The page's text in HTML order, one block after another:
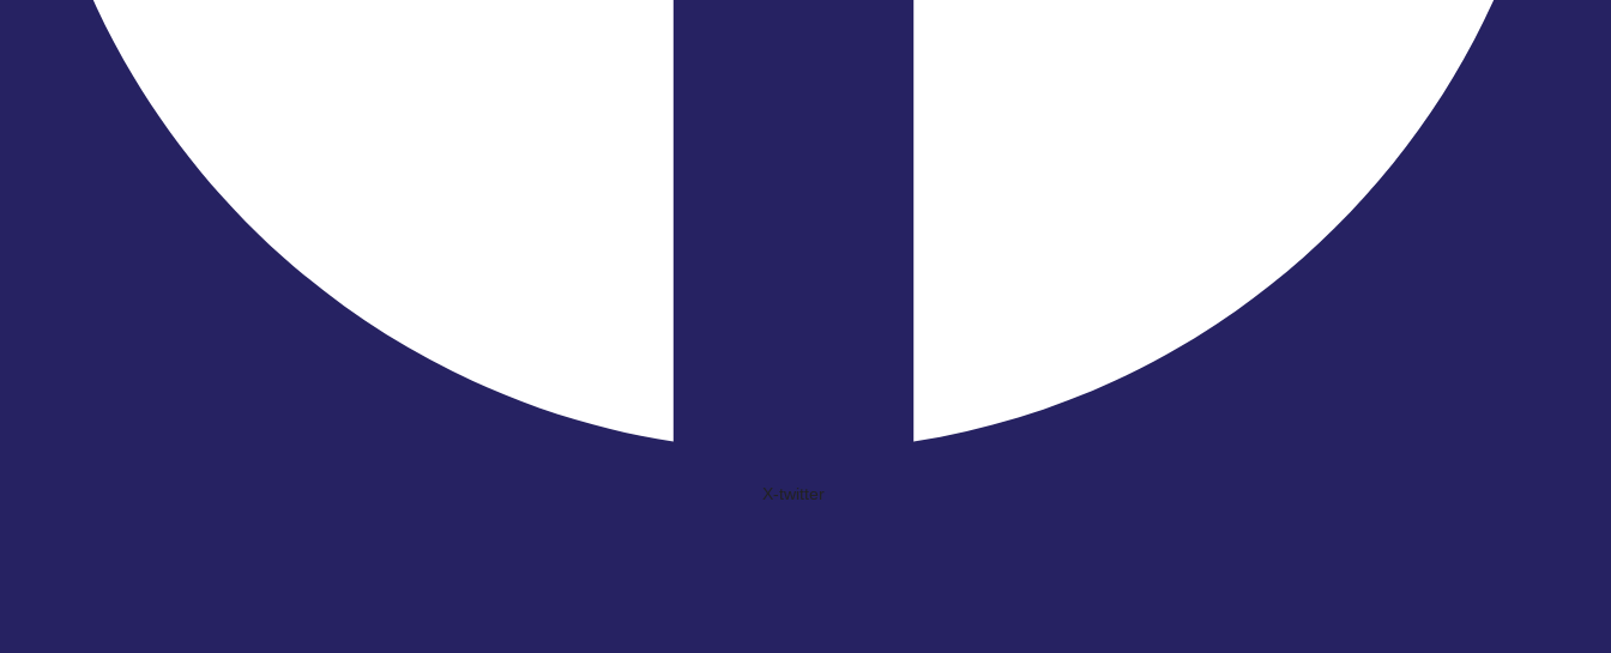
X-twitter